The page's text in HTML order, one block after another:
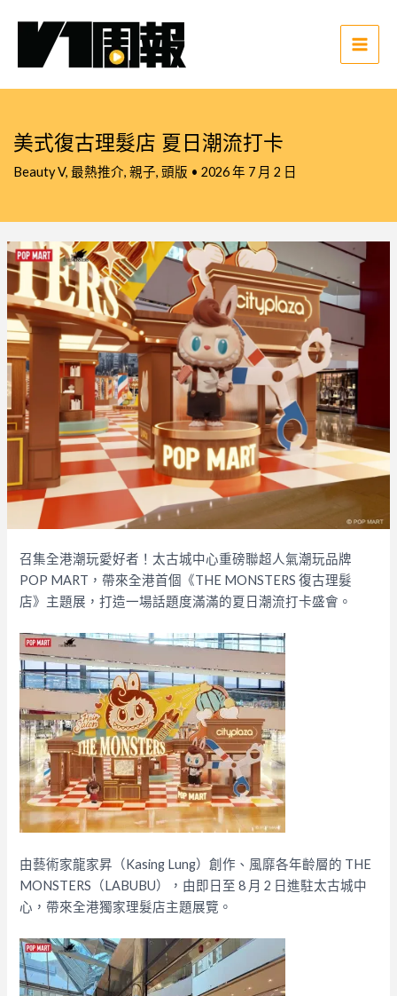
Main
美式復古理髮店 夏日潮流打卡
Beauty V, 最熱推介, 親子, 頭版 • 2026 年 7 月 2 日
召集全港潮玩愛好者！太古城中心重磅聯超人氣潮玩品牌
POP MART，帶來全港首個《THE MONSTERS 復古理髮
店》主題展，打造一場話題度滿滿的夏日潮流打卡盛會。
由藝術家龍家昇（Kasing Lung）創作、風靡各年齡層的 THE
MONSTERS（LABUBU），由即日至 8 月 2 日進駐太古城中
心，帶來全港獨家理髮店主題展覽。